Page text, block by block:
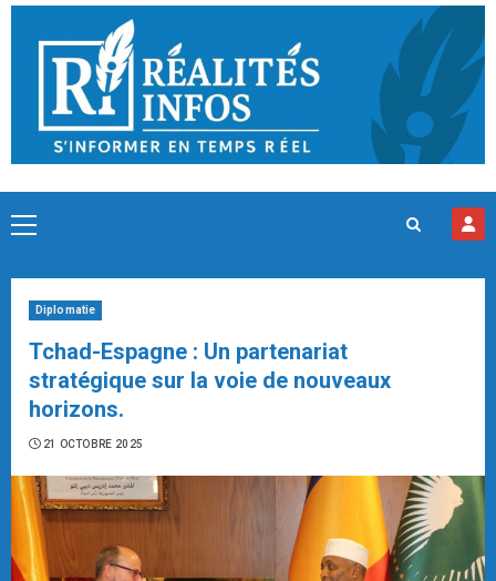
Skip
content
Primary
Diplomatie
Tchad-Espagne : Un partenariat
stratégique sur la voie de nouveaux
horizons.
21 OCTOBRE 2025